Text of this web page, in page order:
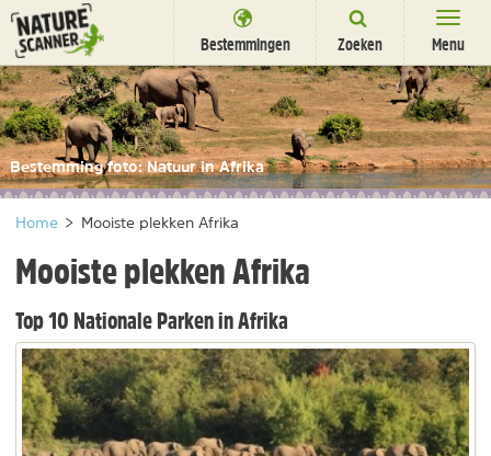
Ga
naar
content
Bestemmingen Zoeken Menu
Bestemmingen
Overnachten
Activiteiten
Natuurparken
Dieren
DEALS SHOP
Nieuwsbrief Uitgelicht
Partners nl/fr
Bestemming foto: Natuur in Afrika
Home > Mooiste plekken Afrika
Mooiste plekken Afrika
Top 10 Nationale Parken in Afrika